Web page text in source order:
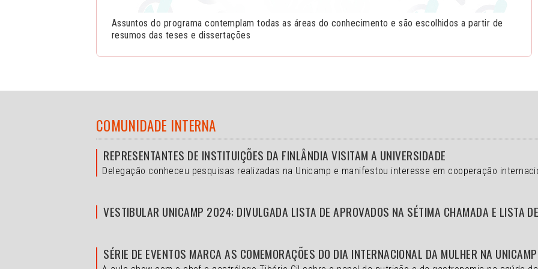
Assuntos do programa contemplam todas as áreas do conhecimento e são escolhidos a partir de
resumos das teses e dissertações
COMUNIDADE INTERNA
REPRESENTANTES DE INSTITUIÇÕES DA FINLÂNDIA VISITAM A UNIVERSIDADE
Delegação conheceu pesquisas realizadas na Unicamp e manifestou interesse em cooperação
VESTIBULAR UNICAMP 2024: DIVULGADA LISTA DE APROVADOS NA SÉTIMA CHAMADA E LISTA
SÉRIE DE EVENTOS MARCA AS COMEMORAÇÕES DO DIA INTERNACIONAL DA MULHER NA UNICAMP